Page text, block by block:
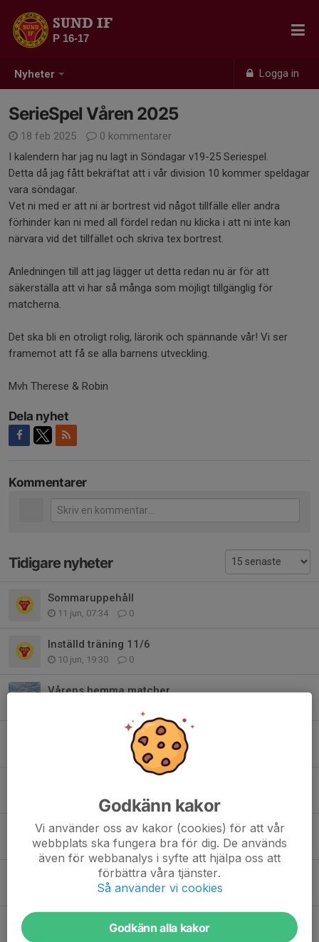
Nyheter Logga in
SUND IF
P 16-17
SerieSpel Våren 2025
18 feb 2025
0 kommentarer
I kalendern har jag nu lagt in Söndagar v19-25 Seriespel.
Detta då jag fått bekräftat att i vår division 10 kommer speldagar
vara söndagar.
Vet ni med er att ni är bortrest vid något tillfälle eller andra
förhinder kan ni med all fördel redan nu klicka i att ni inte kan
närvara vid det tillfället och skriva tex bortrest.
Anledningen till att jag lägger ut detta redan nu är för att
säkerställa att vi har så många som möjligt tillgänglig för
matcherna.
Det ska bli en otroligt rolig, lärorik och spännande vår! Vi ser
framemot att få se alla barnens utveckling.
Mvh Therese & Robin
Dela nyhet
Kommentarer
Tidigare nyheter
Sommaruppehåll
11 jun, 07:34 0
Inställd träning 11/6
10 jun, 19:30 0
Vårens hemma matcher
0
22 maj, 08:40 0
ang matcher 5manna samt 7manna
19 maj, 15:52 0
Inställd träning igen! 17 maj
17 maj, 11:28 0
Obs! Inställd träning 14 maj
Godkänn kakor
Vi använder oss av kakor (cookies) för att vår
webbplats ska fungera bra för dig. De används
även för webbanalys i syfte att hjälpa oss att
förbättra våra tjänster.
Så använder vi cookies
Godkänn alla kakor